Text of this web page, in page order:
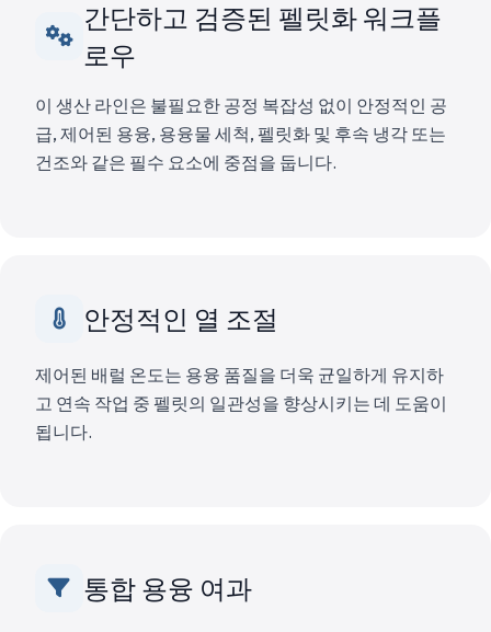
간단하고 검증된 펠릿화 워크플
로우
이 생산 라인은 불필요한 공정 복잡성 없이 안정적인 공
급, 제어된 용융, 용융물 세척, 펠릿화 및 후속 냉각 또는
건조와 같은 필수 요소에 중점을 둡니다.
안정적인 열 조절
제어된 배럴 온도는 용융 품질을 더욱 균일하게 유지하
고 연속 작업 중 펠릿의 일관성을 향상시키는 데 도움이
됩니다.
통합 용융 여과